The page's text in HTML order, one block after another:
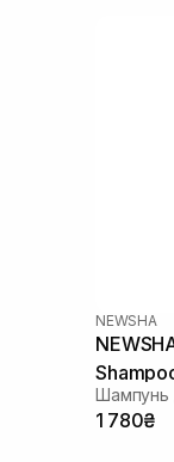
NEWSHA
Шампунь
1 780₴